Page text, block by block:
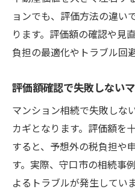
ョンでも、評価方法の違い
ります。評価額の確認や見
負担の最適化やトラブル回
評価額確認で失敗しない
マンション相続で失敗しな
カギとなります。評価額を
すると、予想外の税負担や
す。実際、守口市の相続事
よるトラブルが発生してい